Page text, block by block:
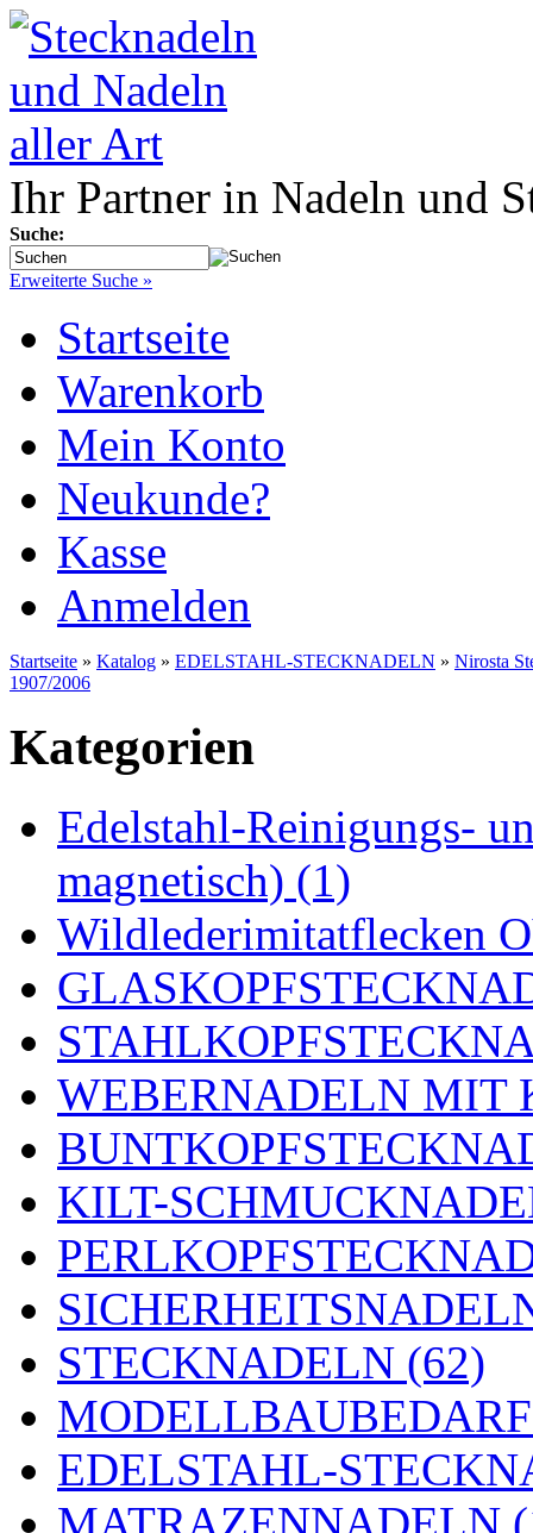
Ihr Partner in Nadeln und
Suche:
Erweiterte Suche »
Startseite
Warenkorb
Mein Konto
Neukunde?
Kasse
Anmelden
Startseite » Katalog » EDELSTAHL-STECKNADELN » Nirosta
1907/2006
Kategorien
Edelstahl-Reinigungs-
magnetisch) (1)
Wildlederimitatflecken
WEBERNADELN MIT
KILT-
STECKNADELN (62)
EDELSTAHL-
MATRAZENNADELN